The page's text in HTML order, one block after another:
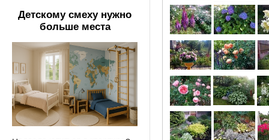
Детскому смеху нужно
больше места